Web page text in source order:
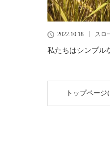
2022.10.18 スロ
私たちはシンプル
トップページ